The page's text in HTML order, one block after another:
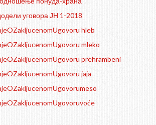
уговора ЈН 1-2018
hleb
mleko
prehrambeni
jaja